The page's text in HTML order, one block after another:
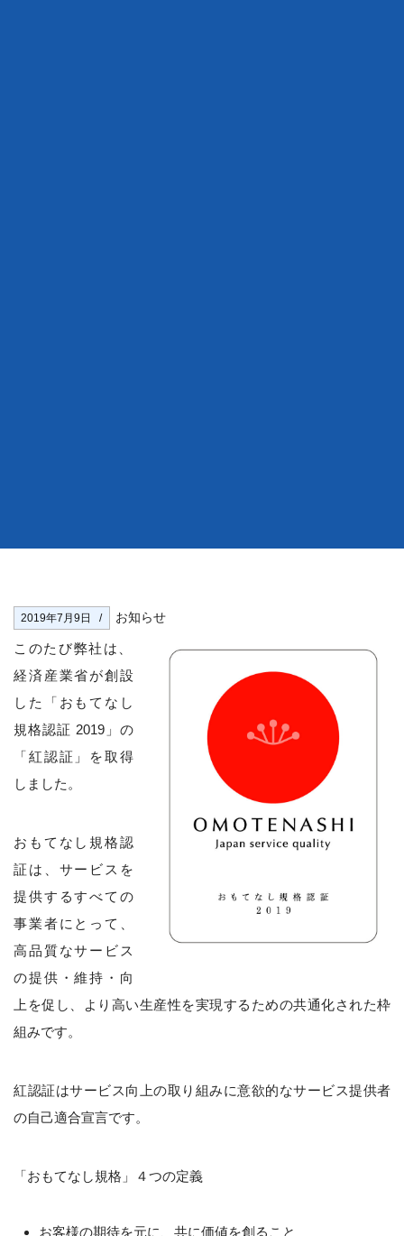
2019年7月9日 お知らせ
このたび弊社は、
経済産業省が創設
した「おもてなし
規格認証 2019」の
「紅認証」を取得
しました。
おもてなし規格認
証は、サービスを
提供するすべての
事業者にとって、
高品質なサービス
の提供・維持・向
上を促し、より高い生産性を実現するための共通化された枠
組みです。
紅認証はサービス向上の取り組みに意欲的なサービス提供者
の自己適合宣言です。
「おもてなし規格」４つの定義
お客様の期待を元に、共に価値を創ること